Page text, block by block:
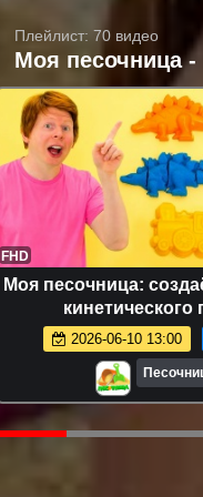
Плейлист: 70 видео
Моя песочница
FHD
Моя песочница:
кинетического
2026-06-10 13:00